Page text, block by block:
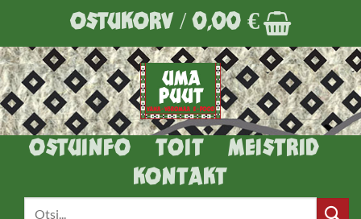
content
OSTUKORV /0,00 €
OSTUINFO TOIT
MEISTRID
KONTAKT